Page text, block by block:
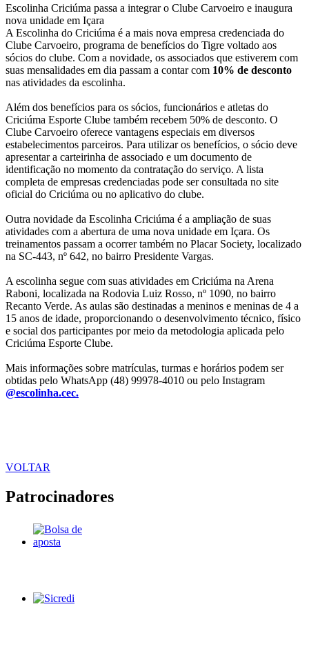
Escolinha Criciúma passa a integrar o Clube Carvoeiro e inaugura
nova unidade em Içara
A Escolinha do Criciúma é a mais nova empresa credenciada do
Clube Carvoeiro, programa de benefícios do Tigre voltado aos
sócios do clube. Com a novidade, os associados que estiverem com
suas mensalidades em dia passam a contar com 10% de desconto
nas atividades da escolinha.
Além dos benefícios para os sócios, funcionários e atletas do
Criciúma Esporte Clube também recebem 50% de desconto. O
Clube Carvoeiro oferece vantagens especiais em diversos
estabelecimentos parceiros. Para utilizar os benefícios, o sócio deve
apresentar a carteirinha de associado e um documento de
identificação no momento da contratação do serviço. A lista
completa de empresas credenciadas pode ser consultada no site
oficial do Criciúma ou no aplicativo do clube.
Outra novidade da Escolinha Criciúma é a ampliação de suas
atividades com a abertura de uma nova unidade em Içara. Os
treinamentos passam a ocorrer também no Placar Society, localizado
na SC-443, nº 642, no bairro Presidente Vargas.
A escolinha segue com suas atividades em Criciúma na Arena
Raboni, localizada na Rodovia Luiz Rosso, nº 1090, no bairro
Recanto Verde. As aulas são destinadas a meninos e meninas de 4 a
15 anos de idade, proporcionando o desenvolvimento técnico, físico
e social dos participantes por meio da metodologia aplicada pelo
Criciúma Esporte Clube.
Mais informações sobre matrículas, turmas e horários podem ser
obtidas pelo WhatsApp (48) 99978-4010 ou pelo Instagram
@escolinha.cec.
VOLTAR
Patrocinadores